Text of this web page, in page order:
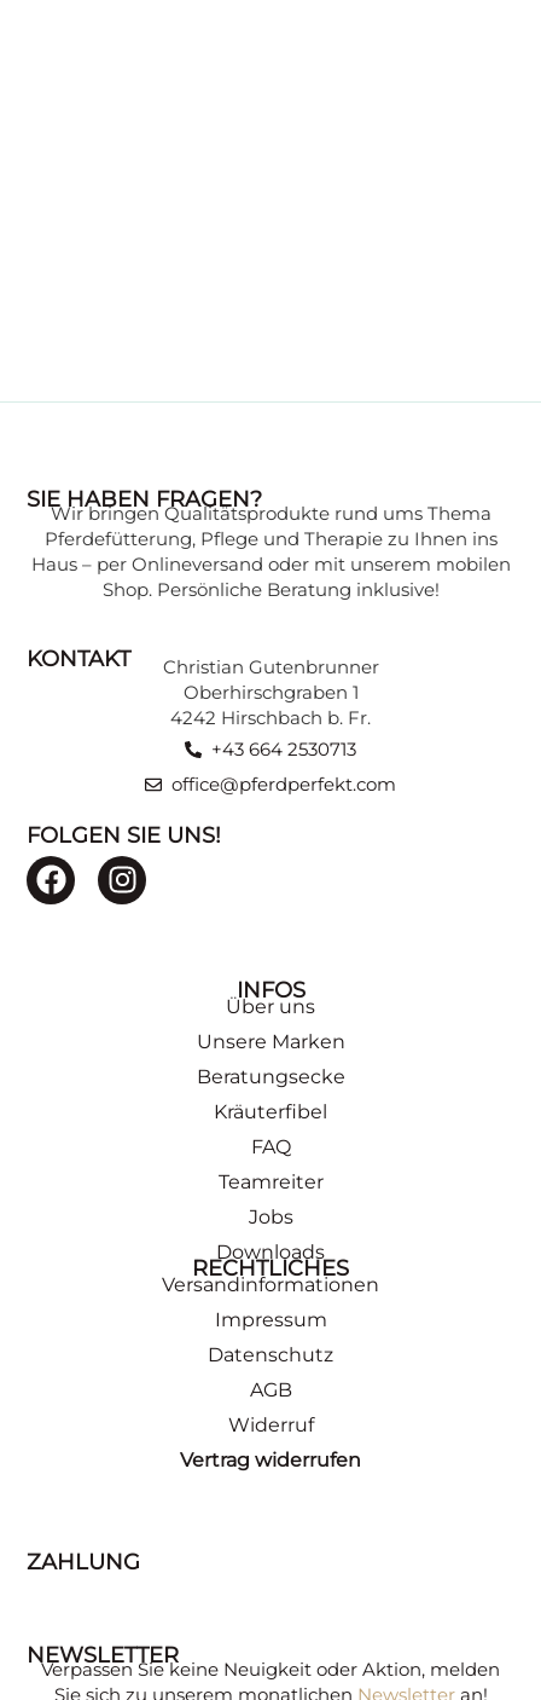
Wissen, das Ihr Pferd gesund hält:
Expertenwissen zu verschiedenen
Themen, verständlich erklärt, finden Sie in
unserer Beratungsecke.
ZU DEN BEITRÄGEN
SIE HABEN FRAGEN?
Wir bringen Qualitätsprodukte rund ums Thema
Pferdefütterung, Pflege und Therapie zu Ihnen ins
Haus – per Onlineversand oder mit unserem mobilen
Shop. Persönliche Beratung inklusive!
KONTAKT
Christian Gutenbrunner
Oberhirschgraben 1
4242 Hirschbach b. Fr.
+43 664 2530713
office@pferdperfekt.com
FOLGEN SIE UNS!
INFOS
Über uns
Unsere Marken
Beratungsecke
Kräuterfibel
FAQ
Teamreiter
Jobs
Downloads
RECHTLICHES
Versandinformationen
Impressum
Datenschutz
AGB
Widerruf
Vertrag widerrufen
ZAHLUNG
NEWSLETTER
Verpassen Sie keine Neuigkeit oder Aktion, melden
Sie sich zu unserem monatlichen Newsletteran!